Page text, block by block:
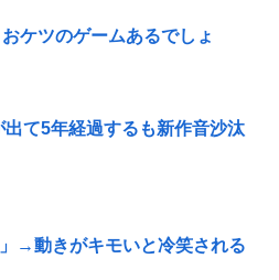
ケツのゲームあるでしょ
て5年経過するも新作音沙汰
→動きがキモいと冷笑される